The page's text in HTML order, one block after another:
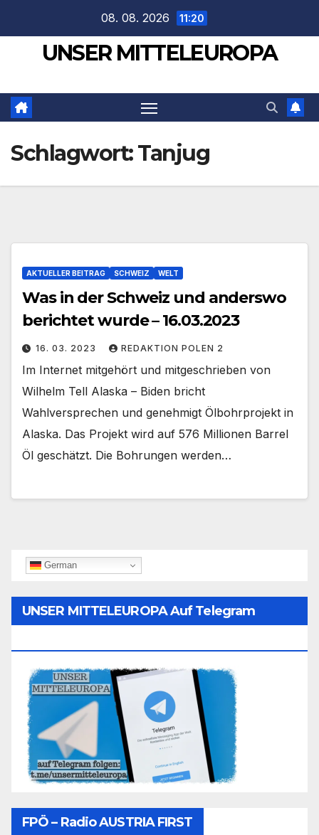
springen
08. 08. 2026 11:20
UNSER MITTELEUROPA
Schlagwort:Tanjug
AKTUELLER BEITRAG SCHWEIZ WELT
Was in der Schweiz und anderswo
berichtet wurde – 16.03.2023
16. 03. 2023 REDAKTION POLEN 2
Im Internet mitgehört und mitgeschrieben von
Wilhelm Tell Alaska – Biden bricht
Wahlversprechen und genehmigt Ölbohrprojekt in
Alaska. Das Projekt wird auf 576 Millionen Barrel
Öl geschätzt. Die Bohrungen werden…
German
UNSER MITTELEUROPA Auf Telegram
FPÖ – Radio AUSTRIA FIRST